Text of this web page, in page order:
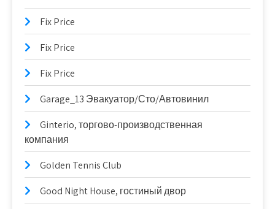
Fix Price
Fix Price
Fix Price
Garage_13 Эвакуатор/Сто/Автовинил
Ginterio, торгово-производственная
компания
Golden Tennis Club
Good Night House, гостиный двор